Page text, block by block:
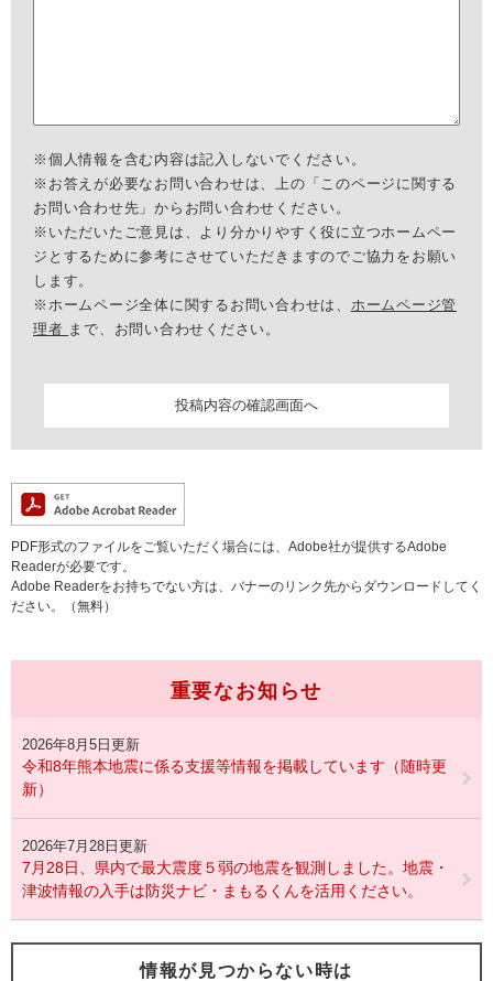
※個人情報を含む内容は記入しないでください。
※お答えが必要なお問い合わせは、上の「このページに関する
お問い合わせ先」からお問い合わせください。
※いただいたご意見は、より分かりやすく役に立つホームペー
ジとするために参考にさせていただきますのでご協力をお願い
します。
※ホームページ全体に関するお問い合わせは、 ホームページ管
理者 まで、お問い合わせください。
PDF形式のファイルをご覧いただく場合には、Adobe社が提供するAdobe
Readerが必要です。
Adobe Readerをお持ちでない方は、バナーのリンク先からダウンロードしてく
ださい。（無料）
重要なお知らせ
2026年8月5日更新
令和8年熊本地震に係る支援等情報を掲載しています（随時更
新）
2026年7月28日更新
7月28日、県内で最大震度５弱の地震を観測しました。地震・
津波情報の入手は防災ナビ・まもるくんを活用ください。
情報が見つからない時は